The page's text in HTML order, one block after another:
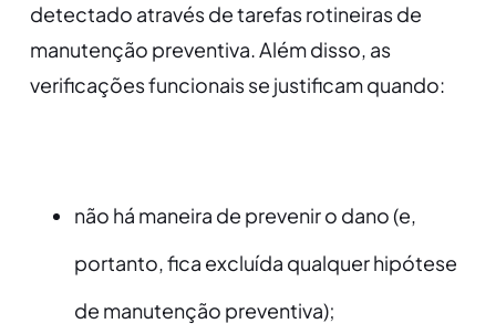
detectado através de tarefas rotineiras de
manutenção preventiva. Além disso, as
verificações funcionais se justificam quando:
não há maneira de prevenir o dano (e,
portanto, fica excluída qualquer hipótese
de manutenção preventiva);